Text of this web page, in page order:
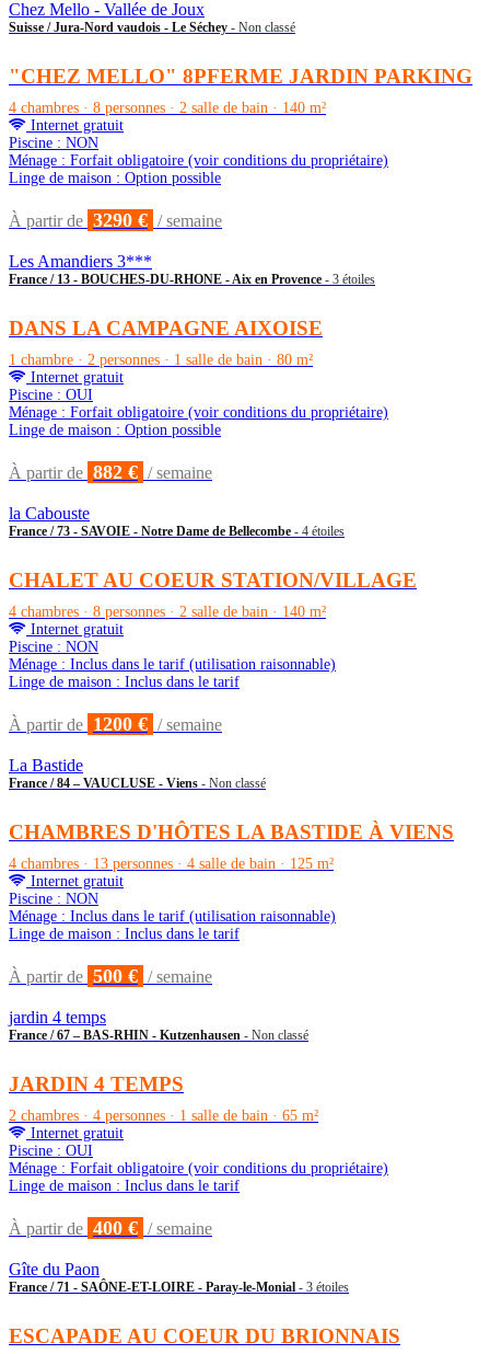
Chez Mello - Vallée de Joux
Suisse / Jura-Nord vaudois - Le Séchey - Non classé
"CHEZ MELLO" 8PFERME JARDIN PARKING
4 chambres · 8 personnes · 2 salle de bain · 140 m²
Internet gratuit
Piscine : NON
Ménage : Forfait obligatoire (voir conditions du propriétaire)
Linge de maison : Option possible
À partir de 3290 € / semaine
Les Amandiers 3***
France / 13 - BOUCHES-DU-RHONE - Aix en Provence - 3 étoiles
DANS LA CAMPAGNE AIXOISE
1 chambre · 2 personnes · 1 salle de bain · 80 m²
Internet gratuit
Piscine : OUI
Ménage : Forfait obligatoire (voir conditions du propriétaire)
Linge de maison : Option possible
À partir de 882 € / semaine
la Cabouste
France / 73 - SAVOIE - Notre Dame de Bellecombe - 4 étoiles
CHALET AU COEUR STATION/VILLAGE
4 chambres · 8 personnes · 2 salle de bain · 140 m²
Internet gratuit
Piscine : NON
Ménage : Inclus dans le tarif (utilisation raisonnable)
Linge de maison : Inclus dans le tarif
À partir de 1200 € / semaine
La Bastide
France / 84 – VAUCLUSE - Viens - Non classé
CHAMBRES D'HÔTES LA BASTIDE À VIENS
4 chambres · 13 personnes · 4 salle de bain · 125 m²
Internet gratuit
Piscine : NON
Ménage : Inclus dans le tarif (utilisation raisonnable)
Linge de maison : Inclus dans le tarif
À partir de 500 € / semaine
jardin 4 temps
France / 67 – BAS-RHIN - Kutzenhausen - Non classé
JARDIN 4 TEMPS
2 chambres · 4 personnes · 1 salle de bain · 65 m²
Internet gratuit
Piscine : OUI
Ménage : Forfait obligatoire (voir conditions du propriétaire)
Linge de maison : Inclus dans le tarif
À partir de 400 € / semaine
Gîte du Paon
France / 71 - SAÔNE-ET-LOIRE - Paray-le-Monial - 3 étoiles
ESCAPADE AU COEUR DU BRIONNAIS